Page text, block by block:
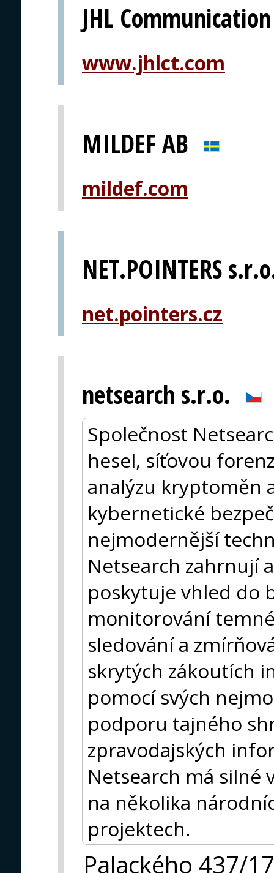
JHL
www.jhlct.com
MILDEF AB
mildef.com
NET.POINTERS
net.pointers.cz
netsearch s.r.o.
Společnost
hesel, síťovou
analýzu kryptoměn
kybernetické
nejmodernější
Netsearch zahrnují
poskytuje vhled do
monitorování
sledování a
skrytých zákoutích
pomocí svých
podporu tajného
zpravodajských
Netsearch má silné
na několika
projektech.
Palackého 437/17